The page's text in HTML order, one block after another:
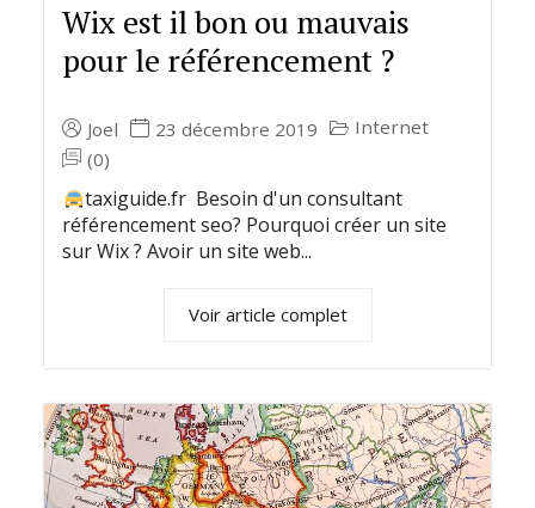
Wix est il bon ou mauvais
pour le référencement ?
Joel 23 décembre 2019
Internet
(0)
taxiguide.fr Besoin d'un consultant
référencement seo? Pourquoi créer un site
sur Wix ? Avoir un site web...
Voir article complet